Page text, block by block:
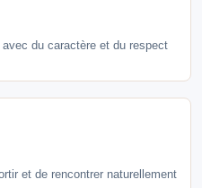
du caractère et du respect
et de rencontrer naturellement